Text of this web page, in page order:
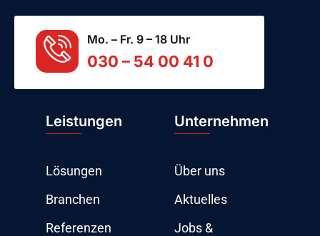
Mo. – Fr. 9 – 18 Uhr
030 – 54 00 41 0
Leistungen
Lösungen
Branchen
Referenzen
Unternehmen
Über uns
Aktuelles
Jobs &